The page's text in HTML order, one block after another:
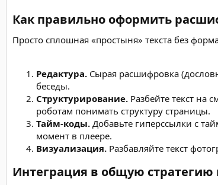
Как правильно оформить
Просто сплошная «простыня» текста без
Редактура. Сырая расшифровка
беседы.
Структурирование. Разбейте текст
роботам понимать структуру страницы.
Тайм-коды. Добавьте гиперссылки с
момент в плеере.
Визуализация. Разбавляйте текст
Интеграция в общую